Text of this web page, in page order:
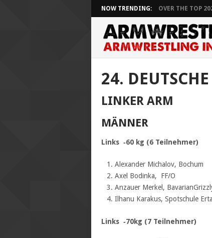
NOW TRENDING: OVER THE TOP
24.
LINKER ARM
MÄNNER
Links ‐60 kg (6 Teilnehmer)
Alexander Michalov, Bochum
Axel Bodinka, FF/O
Anzauer Merkel,
Ilhanu Karakus, Spotschule
Links ‐70kg (7 Teilnehmer)